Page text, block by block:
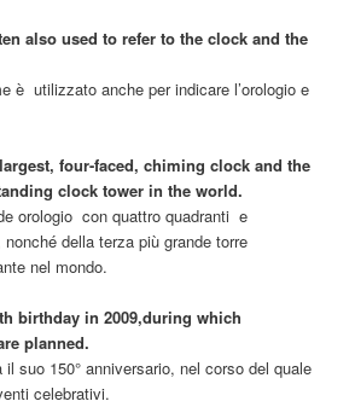
also used to refer to the clock and the
è utilizzato anche per indicare l’orologio e
four-faced, chiming clock and the
clock tower in the world.
orologio con quattro quadranti e
della terza più grande torre
nel mondo.
birthday in 2009,during which
planned.
suo 150° anniversario, nel corso del quale
celebrativi.